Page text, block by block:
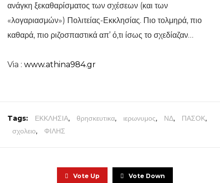
ανάγκη ξεκαθαρίσματος των σχέσεων (και των
«λογαριασμών») Πολιτείας-Εκκλησίας. Πιο τολμηρά, πιο
καθαρά, πιο ριζοσπαστικά απ’ ό,τι ίσως το σχεδίαζαν…
Via : www.athina984.gr
Tags: ΕΚΚΛΗΣΙΑ, θρησκευτικα, ιερωνυμος, ΝΔ, ΠΑΣΟΚ,
σχολειο, ΦΙΛΗΣ
Vote Up Vote Down